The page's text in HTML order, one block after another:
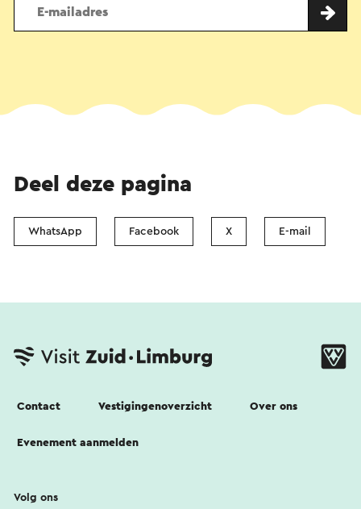
Deel deze pagina
WhatsApp Facebook X E-mail
Contact Vestigingenoverzicht Over ons
Evenement aanmelden
Volg ons